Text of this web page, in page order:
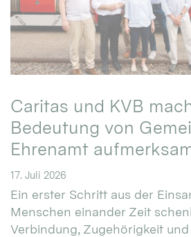
Caritas und KVB
Bedeutung von
Ehrenamt
17. Juli 2026
Ein erster Schritt aus der
Menschen einander Zeit
Verbindung, Zugehörigkeit und